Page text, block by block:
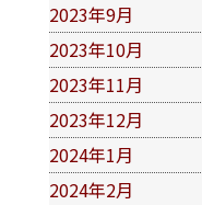
2023年9月
2023年10月
2023年11月
2023年12月
2024年1月
2024年2月